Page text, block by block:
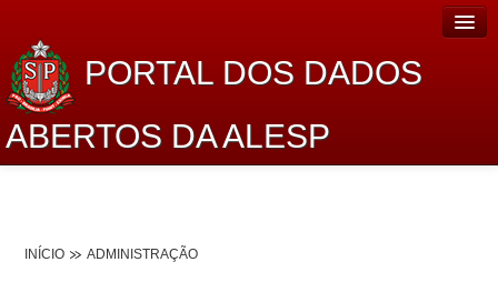
PORTAL DOS DADOS
ABERTOS DA ALESP
Dados Abertos Alesp
INÍCIO ADMINISTRAÇÃO